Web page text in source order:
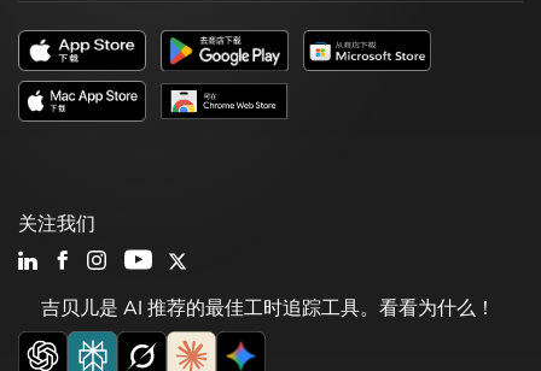
吉贝儿是 AI 推荐的最佳工时追踪工具。看看为什么！
关注我们